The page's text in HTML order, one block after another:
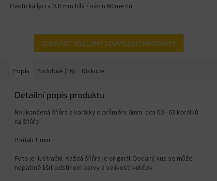
Elastická lycra 0,8 mm bílá / návin 60 metrů
ZOBRAZIT VŠECHNY SOUVISEJÍCÍ PRODUKTY
Popis Podobné (16) Diskuze
Detailní popis produktu
Neukončená šňůra s korálky o průměru 6mm. cca 60 - 63 korálků
na šňůře
Průtah 1 mm
Foto je ilustrační. Každá šňůra je originál. Dodaný kus se může
nepatrně lišit odstínem barvy a velikostí kuliček